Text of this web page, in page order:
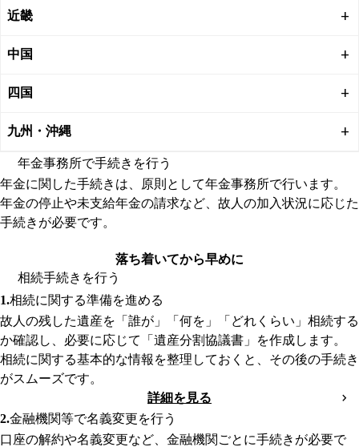
近畿
中国
四国
九州・沖縄
年金事務所で手続きを行う
年金に関した手続きは、原則として年金事務所で行います。
年金の停止や未支給年金の請求など、故人の加入状況に応じた
手続きが必要です。
落ち着いてから早めに
相続手続きを行う
相続に関する準備を進める
故人の残した遺産を「誰が」「何を」「どれくらい」相続する
か確認し、必要に応じて「遺産分割協議書」を作成します。
相続に関する基本的な情報を整理しておくと、その後の手続き
がスムーズです。
詳細を見る
金融機関等で名義変更を行う
口座の解約や名義変更など、金融機関ごとに手続きが必要で